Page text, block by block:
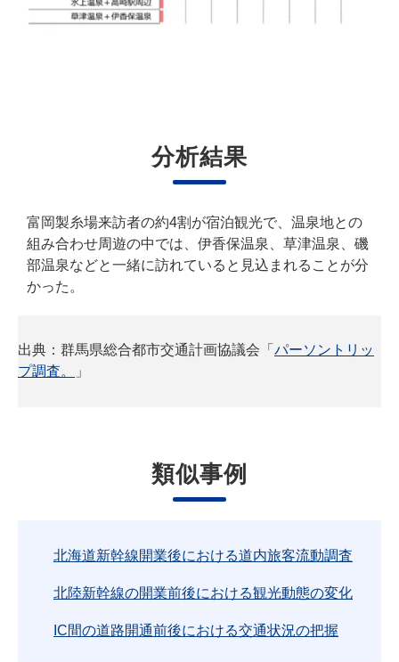
分析結果
富岡製糸場来訪者の約4割が宿泊観光で、温泉地との
組み合わせ周遊の中では、伊香保温泉、草津温泉、磯
部温泉などと一緒に訪れていると見込まれることが分
かった。
出典：群馬県総合都市交通計画協議会「 パーソントリッ
プ調査。
」
類似事例
北海道新幹線開業後における道内旅客流動調査
北陸新幹線の開業前後における観光動態の変化
IC間の道路開通前後における交通状況の把握